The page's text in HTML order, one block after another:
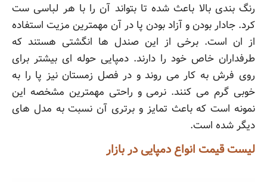
رنگ بندی بالا باعث شده تا بتواند آن را با هر لباسی ست
کرد. جادار بودن و آزاد بودن پا در آن مهمترین مزیت استفاده
از ان است. برخی از این صندل ها انگشتی هستند که
طرفداران خاص خود را دارند. دمپایی حوله ای بیشتر برای
روی فرش به کار می روند و در فصل زمستان نیز پا را به
خوبی گرم می کنند. نرمی و راحتی مهمترین مشخصه این
نمونه است که باعث تمایز و برتری آن نسبت به مدل های
دیگر شده است.
لیست قیمت انواع دمپایی در بازار